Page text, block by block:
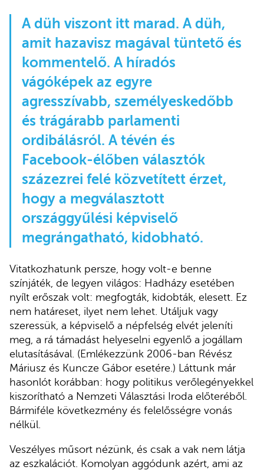
A düh viszont itt marad. A düh,
amit hazavisz magával tüntető és
kommentelő. A híradós
vágóképek az egyre
agresszívabb, személyeskedőbb
és trágárabb parlamenti
ordibálásról. A tévén és
Facebook-élőben választók
százezrei felé közvetített érzet,
hogy a megválasztott
országgyűlési képviselő
megrángatható, kidobható.
Vitatkozhatunk persze, hogy volt-e benne
színjáték, de legyen világos: Hadházy esetében
nyílt erőszak volt: megfogták, kidobták, elesett. Ez
nem határeset, ilyet nem lehet. Utáljuk vagy
szeressük, a képviselő a népfelség elvét jeleníti
meg, a rá támadást helyeselni egyenlő a jogállam
elutasításával. (Emlékezzünk 2006-ban Révész
Máriusz és Kuncze Gábor esetére.) Láttunk már
hasonlót korábban: hogy politikus verőlegényekkel
kiszorítható a Nemzeti Választási Iroda előteréből.
Bármiféle következmény és felelősségre vonás
nélkül.
Veszélyes műsort nézünk, és csak a vak nem látja
az eszkalációt. Komolyan aggódunk azért, ami az